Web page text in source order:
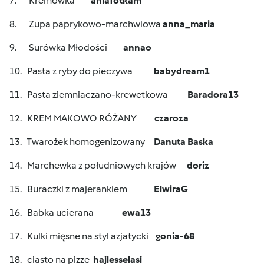
8. Zupa paprykowo-marchwiowa anna_maria
9. Surówka Młodości annao
10. Pasta z ryby do pieczywa babydream1
11. Pasta ziemniaczano-krewetkowa Baradora13
12. KREM MAKOWO RÓŻANY czaroza
13. Twarożek homogenizowany Danuta Baska
14. Marchewka z południowych krajów doriz
15. Buraczki z majerankiem ElwiraG
16. Babka ucierana ewa13
17. Kulki mięsne na styl azjatycki gonia-68
18. ciasto na pizze hajlesselasi